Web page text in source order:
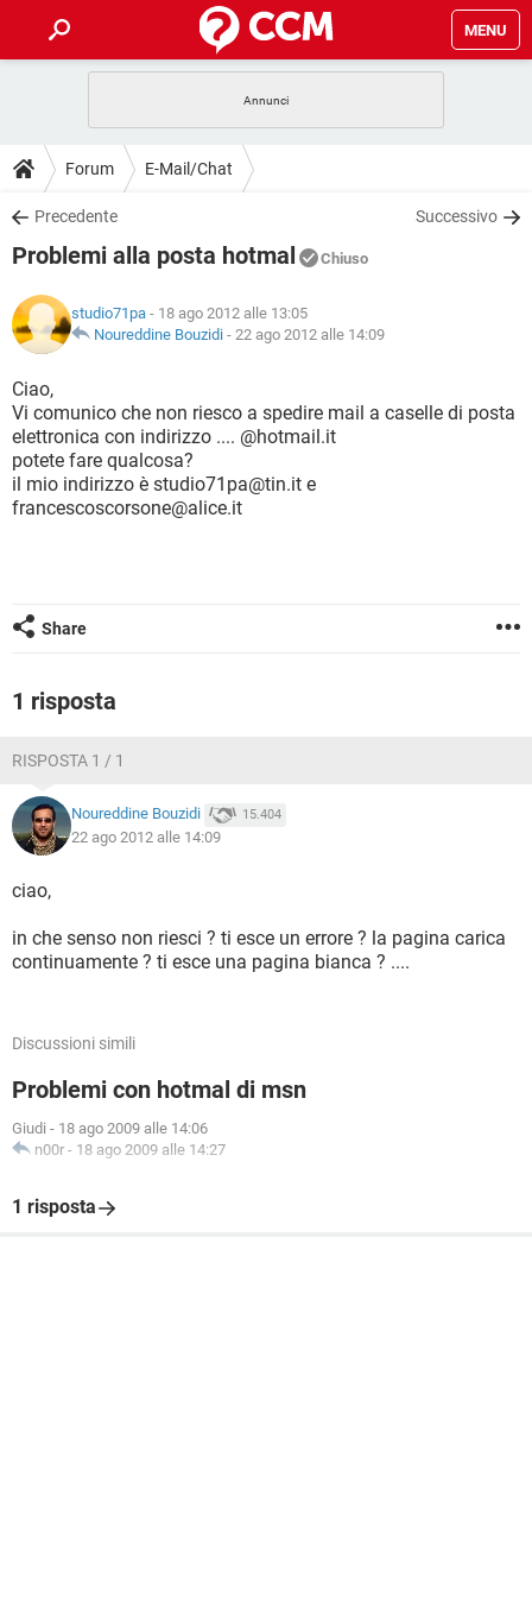
MENU
INTRATTENIMENTO
iOS
INSTAGRAM WHATSAPP
TIKTOK
HARDWARE
GUIDE
COVID-19
INSTAGRAM WHATSAPP
TIKTOK
HARDWARE
DOWNLOAD
COVID-19 GAMING
INTRATTENIMENTO
iOS WINDOWS 10
INSTAGRAM
TIKTOK FACEBOOK
HARDWARE
COVID-19 GAMING
INTRATTENIMENTO
iOS
INSTAGRAM WHATSAPP
TIKTOK FACEBOOK
HARDWARE
GLOSSARIO
COVID-19
INTRATTENIMENTO ANDROID
iOS
Forum E-Mail/Chat
Precedente Successivo
Problemi alla posta hotmal Chiuso
studio71pa - 18 ago 2012 alle 13:05
Noureddine Bouzidi - 22 ago 2012 alle 14:09
Ciao,
Vi comunico che non riesco a spedire mail a caselle di posta
elettronica con indirizzo .... @hotmail.it
potete fare qualcosa?
il mio indirizzo è studio71pa@tin.it e
francescoscorsone@alice.it
Share
1 risposta
RISPOSTA 1 / 1
Noureddine Bouzidi 15.404
22 ago 2012 alle 14:09
ciao,
in che senso non riesci ? ti esce un errore ? la pagina carica
continuamente ? ti esce una pagina bianca ? ....
Discussioni simili
Problemi con hotmal di msn
Giudi - 18 ago 2009 alle 14:06
n00r - 18 ago 2009 alle 14:27
1 risposta